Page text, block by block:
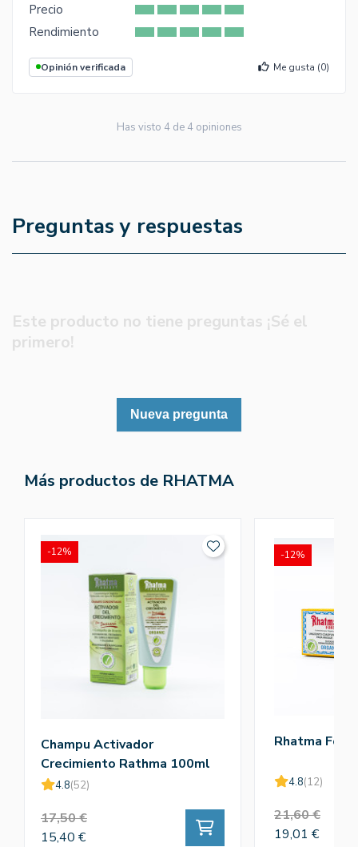
Precio
Rendimiento
Opinión verificada Me gusta (0)
Has visto 4de 4opiniones
Preguntas y respuestas
Este producto no tiene preguntas ¡Sé el
primero!
Nueva pregunta
Más productos de RHATMA
Champu Activador
Crecimiento Rathma 100ml
4.8(52)
17,50 €
15,40 €
-12%
Rhatma
4.8(12)
21,60 €
19,01 €
-12%